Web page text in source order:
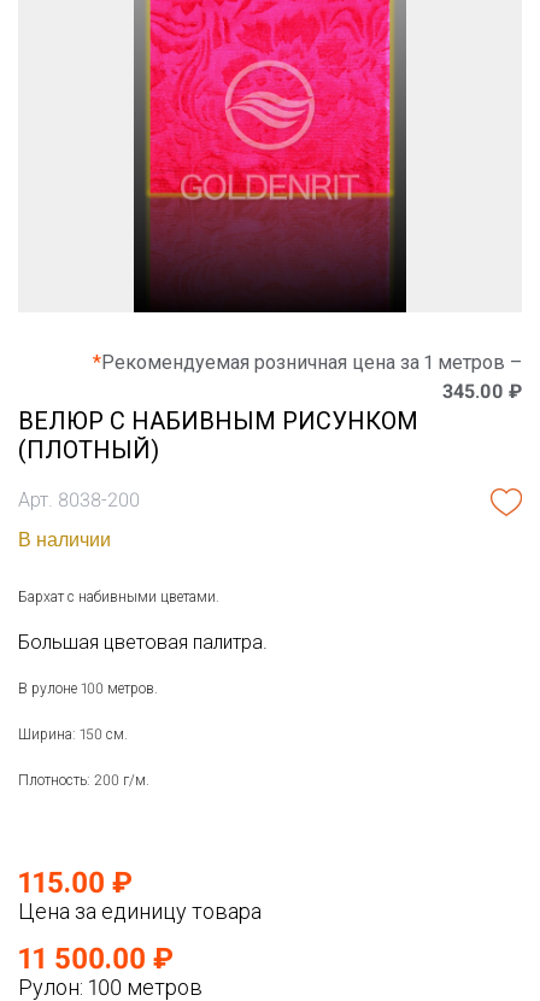
*Рекомендуемая розничная цена за 1 метров –
345.00 ₽
ВЕЛЮР С НАБИВНЫМ РИСУНКОМ
(ПЛОТНЫЙ)
Арт. 8038-200
В наличии
Бархат с набивными цветами.
Большая цветовая палитра.
В рулоне 100 метров.
Ширина: 150 см.
Плотность: 200 г/м.
115.00 ₽
Цена за единицу товара
11 500.00 ₽
Рулон: 100 метров